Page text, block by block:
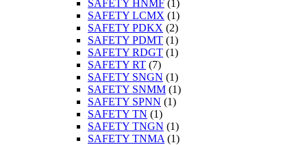
SAFETY HNMF (1)
SAFETY LCMX (1)
SAFETY PDKX (2)
SAFETY PDMT (1)
SAFETY RDGT (1)
SAFETY RT (7)
SAFETY SNGN (1)
SAFETY SNMM (1)
SAFETY SPNN (1)
SAFETY TN (1)
SAFETY TNGN (1)
SAFETY TNMA (1)